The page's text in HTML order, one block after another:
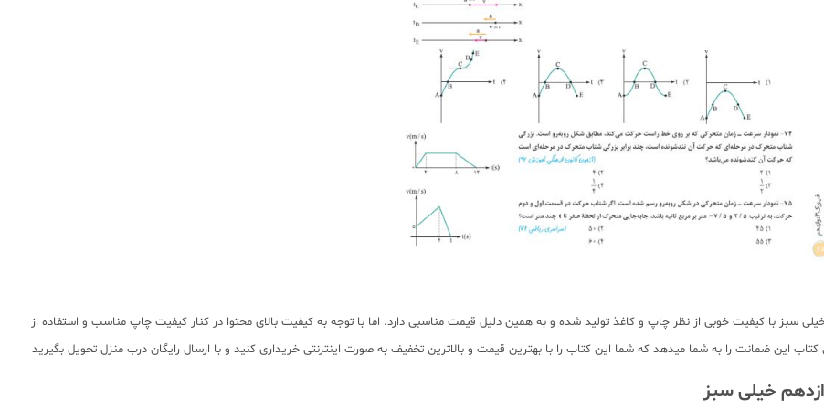
سبز با کیفیت خوبی از نظر چاپ و کاغذ تولید شده و به همین دلیل قیمت مناسبی دارد. اما با توجه به کیفیت بالای محتوا در کنار کیفیت چاپ مناسب و استفاده از
این ضمانت را به شما میدهد که شما این کتاب را با بهترین قیمت و بالاترین تخفیف به صورت اینترنتی خریداری کنید و با ارسال رایگان درب منزل تحویل بگیرید